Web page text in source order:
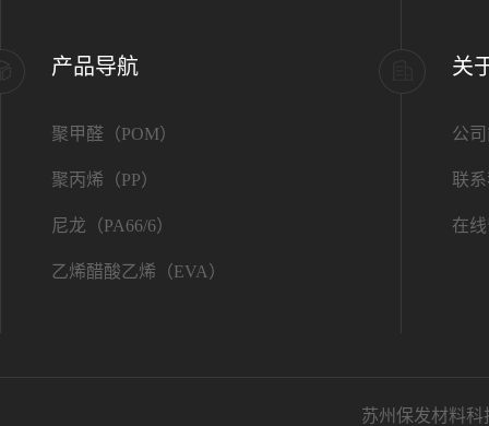
产品导航
聚甲醛（POM）
聚丙烯（PP）
尼龙（PA66/6）
乙烯醋酸乙烯（EVA）
关
公
联
在
苏州保发材料科